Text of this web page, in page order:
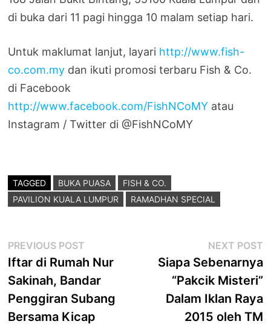
di buka dari 11 pagi hingga 10 malam setiap hari.
Untuk maklumat lanjut, layari http://www.fish-
co.com.my dan ikuti promosi terbaru Fish & Co.
di Facebook
http://www.facebook.com/FishNCoMY atau
Instagram / Twitter di @FishNCoMY
TAGGED BUKA PUASA
FISH & CO.
PAVILION KUALA LUMPUR
RAMADHAN SPECIAL
Post
navigation
PREVIOUS POST
post:
Iftar di Rumah Nur
Sakinah, Bandar
Penggiran Subang
Bersama Kicap
NEXT POST
Siapa Sebenarnya
“Pakcik Misteri”
Dalam Iklan Raya
2015 oleh TM